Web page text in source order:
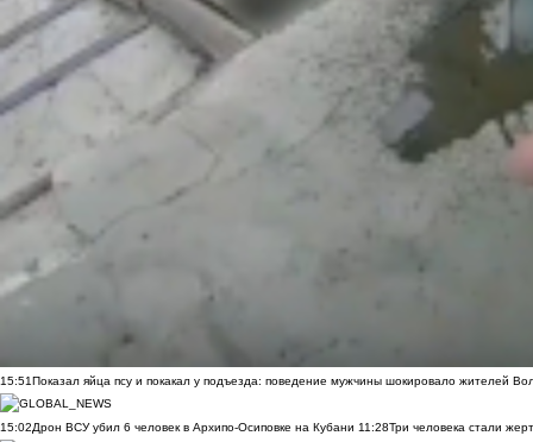
15:51Показал яйца псу и покакал у подъезда: поведение мужчины шокировало жителей
15:02Дрон ВСУ убил 6 человек в Архипо-Осиповке на Кубани 11:28Три человека стали